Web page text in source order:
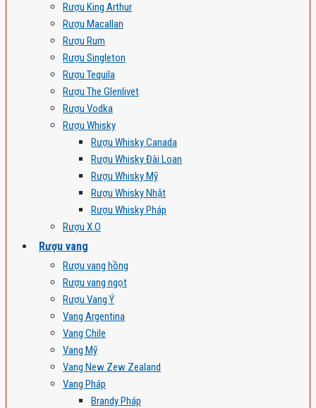
Rượu King Arthur
Rượu Macallan
Rượu Rum
Rượu Singleton
Rượu Tequila
Rượu The Glenlivet
Rượu Vodka
Rượu Whisky
Rượu Whisky Canada
Rượu Whisky Đài Loan
Rượu Whisky Mỹ
Rượu Whisky Nhật
Rượu Whisky Pháp
Rượu X.O
Rượu vang
Rượu vang hồng
Rượu vang ngọt
Rượu Vang Ý
Vang Argentina
Vang Chile
Vang Mỹ
Vang New Zew Zealand
Vang Pháp
Brandy Pháp